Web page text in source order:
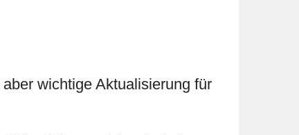
wichtige Aktualisierung für